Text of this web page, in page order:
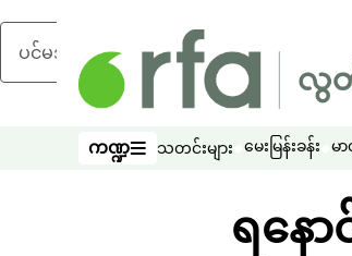
ပင်မအကြောင်းအရာသို့ ကျော်ရန်
ကဏ္ဍ
ကဏ္ဍ သတင်းများ မေးမြန်းခန်း မ
ရနေ